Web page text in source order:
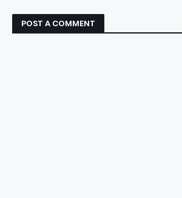
POST A COMMENT